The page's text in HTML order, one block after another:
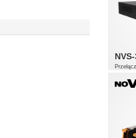
16 x
2 x